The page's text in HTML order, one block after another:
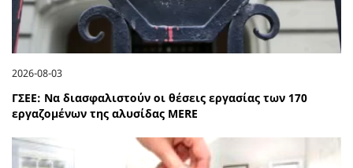
2026-08-03
ΓΣΕΕ: Να διασφαλιστούν οι θέσεις εργασίας των 170
εργαζομένων της αλυσίδας MERE